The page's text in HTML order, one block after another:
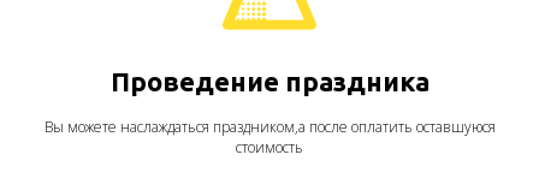
Проведение праздника
Вы можете наслаждаться праздником,а после оплатить оставшуюся
стоимость